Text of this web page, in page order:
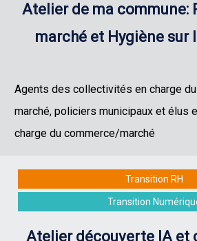
Atelier de ma commune:
marché et Hygiène sur
Agents des collectivités en charge du
marché, policiers municipaux et élus
charge du commerce/marché
Atelier découverte IA et
Transition RH
Transition